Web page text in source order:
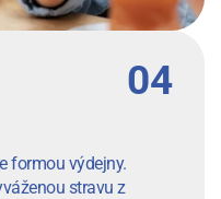
formou výdejny.
stravu z